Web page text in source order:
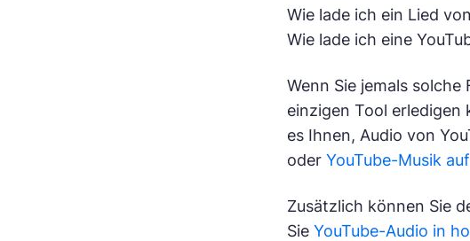
Wie lade ich ein Lied
Wie lade ich eine
Wenn Sie jemals
einzigen Tool erledigen
es Ihnen, Audio von
oder YouTube-Musik
Zusätzlich können Sie
Sie YouTube-Audio in